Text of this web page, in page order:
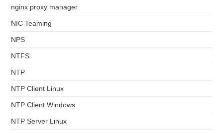
nginx proxy manager
NIC Teaming
NPS
NTFS
NTP
NTP Client Linux
NTP Client Windows
NTP Server Linux